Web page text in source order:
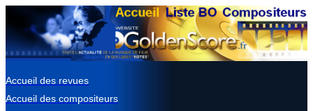
Accueil des revues
Accueil des compositeurs